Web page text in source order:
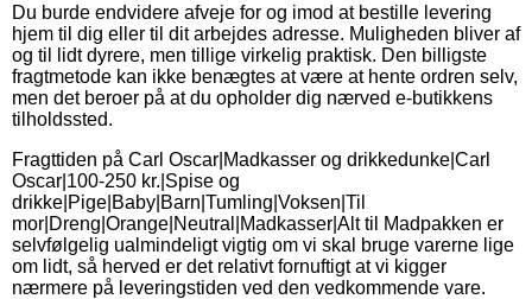
Du burde endvidere afveje for og imod at bestille levering
hjem til dig eller til dit arbejdes adresse. Muligheden bliver af
og til lidt dyrere, men tillige virkelig praktisk. Den billigste
fragtmetode kan ikke benægtes at være at hente ordren selv,
men det beroer på at du opholder dig nærved e-butikkens
tilholdssted.
Fragttiden på Carl Oscar|Madkasser og drikkedunke|Carl
Oscar|100-250 kr.|Spise og
drikke|Pige|Baby|Barn|Tumling|Voksen|Til
mor|Dreng|Orange|Neutral|Madkasser|Alt til Madpakken er
selvfølgelig ualmindeligt vigtig om vi skal bruge varerne lige
om lidt, så herved er det relativt fornuftigt at vi kigger
nærmere på leveringstiden ved den vedkommende vare.